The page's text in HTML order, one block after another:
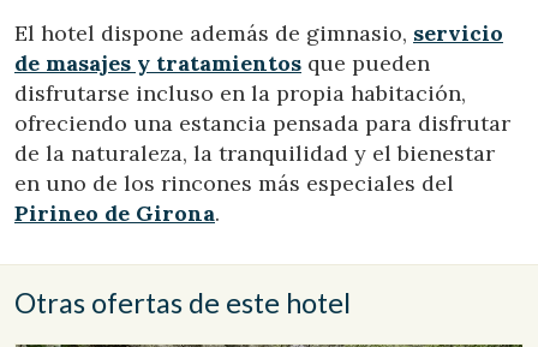
El hotel dispone además de gimnasio, servicio
de masajes y tratamientos que pueden
disfrutarse incluso en la propia habitación,
ofreciendo una estancia pensada para disfrutar
de la naturaleza, la tranquilidad y el bienestar
en uno de los rincones más especiales del
Pirineo de Girona.
Otras ofertas de este hotel
Marketing y publicidad
Estas cookies son utilizadas para almacenar información
sobre las preferencias y elecciones personales del usuario
a través de la observación continuada de sus hábitos de
navegación. Gracias a ellas, podemos conocer los hábitos
de navegación en el sitio web y mostrar publicidad
relacionada con el perfil de navegación del usuario.